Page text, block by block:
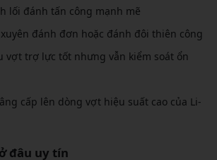
lối đánh tấn công mạnh mẽ
đánh đơn hoặc đánh đôi thiên công
vợt trợ lực tốt nhưng vẫn kiểm soát ổn
cấp lên dòng vợt hiệu suất cao của Li-
đâu uy tín